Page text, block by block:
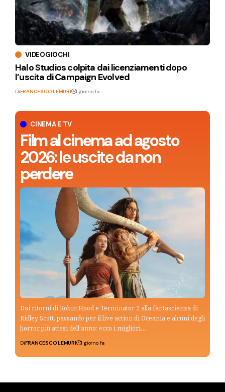
CINEMA E TV
Film al cinema ad agosto
2026: le uscite da non
perdere
Dai ritorni di Robin Hood e Terminator 2 alla fantascienza di
Ridley Scott, passando per il live action di Oceania e alcuni degli
horror più attesi dell’anno: ecco i migliori…
DiFRANCESCO LEMURI 1 giorno fa
VIDEOGIOCHI
Halo Studios colpita dai licenziamenti dopo
l’uscita di Campaign Evolved
DiFRANCESCO LEMURI 1 giorno fa